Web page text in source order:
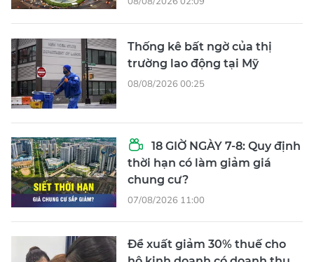
Thống kê bất ngờ của thị
trường lao động tại Mỹ
08/08/2026 00:25
18 GIỜ NGÀY 7-8: Quy định
thời hạn có làm giảm giá
chung cư?
07/08/2026 11:00
Đề xuất giảm 30% thuế cho